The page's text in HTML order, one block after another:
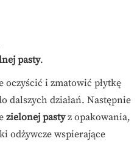
pasty.
oczyścić i zmatowić płytkę
dalszych działań. Następnie
zielonej pastyz opakowania,
odżywcze wspierające